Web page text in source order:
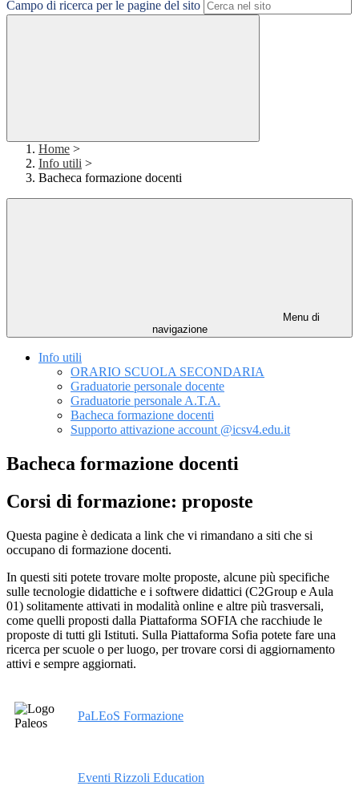
Campo di ricerca per le pagine del sito
Home >
Info utili >
Bacheca formazione docenti
Menu di
navigazione
Info utili
ORARIO SCUOLA SECONDARIA
Graduatorie personale docente
Graduatorie personale A.T.A.
Bacheca formazione docenti
Supporto attivazione account @icsv4.edu.it
Bacheca formazione docenti
Corsi di formazione: proposte
Questa pagine è dedicata a link che vi rimandano a siti che si
occupano di formazione docenti.
In questi siti potete trovare molte proposte, alcune più specifiche
sulle tecnologie didattiche e i softwere didattici (C2Group e Aula
01) solitamente attivati in modalità online e altre più trasversali,
come quelli proposti dalla Piattaforma SOFIA che racchiude le
proposte di tutti gli Istituti. Sulla Piattaforma Sofia potete fare una
ricerca per scuole o per luogo, per trovare corsi di aggiornamento
attivi e sempre aggiornati.
PaLEoS Formazione
Eventi Rizzoli Education